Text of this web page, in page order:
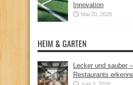
Innovation
Mai 20, 2026
HEIM & GARTEN
Lecker und sauber
Restaurants
Juni 2, 2026